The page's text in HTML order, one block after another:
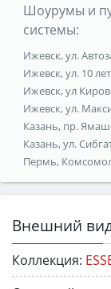
Шоурумы и
системы:
Ижевск, ул.
Ижевск, ул. 10
Ижевск, ул
Ижевск, ул.
Казань, пр.
Казань, ул.
Пермь,
Внешний
Коллекция: